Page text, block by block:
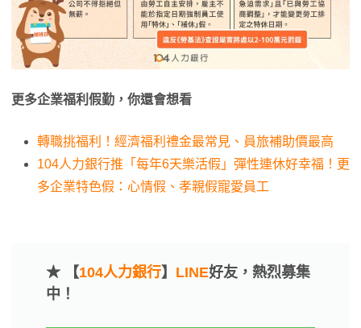
更多企業福利假勤，你還會想看
轉職挑福利！經濟福利禮金最常見、員旅補助價最高
104人力銀行推「每年6天樂活假」彈性連休好幸福！更
多企業特色假：心情假、孝親假寵愛員工
★ 【104人力銀行】 LINE好友，熱烈募集
中！